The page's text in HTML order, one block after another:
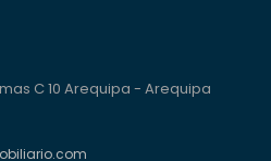
C 10 Arequipa - Arequipa